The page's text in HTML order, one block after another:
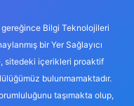
gereğince Bilgi Teknolojileri
bir Yer Sağlayıcı
sitedeki içerikleri proaktif
bulunmamaktadır.
taşımakta olup,